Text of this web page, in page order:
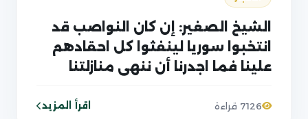
الشيخ الصغير: إن كان النواصب قد
انتخبوا سوريا لينفثوا كل احقادهم
علينا فما اجدرنا أن ننهي منازلتنا
سوريا
7126 قراءة اقرأ المزيد